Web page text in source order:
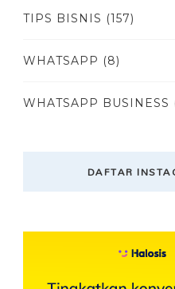
TIPS BISNIS (157)
WHATSAPP (8)
WHATSAPP BUSINESS
DAFTAR